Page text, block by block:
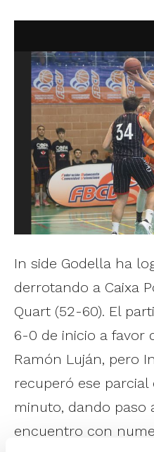
In side Godella ha
derrotando a Caixa
Quart (52-60). El
6-0 de inicio a favor
Ramón Luján, pero
recuperó ese
minuto, dando paso
encuentro con